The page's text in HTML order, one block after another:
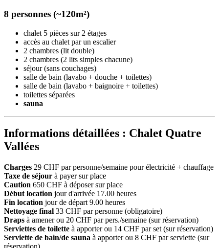
8 personnes (~120m²)
chalet 5 pièces sur 2 étages
accès au chalet par un escalier
2 chambres (lit double)
2 chambres (2 lits simples chacune)
séjour (sans couchages)
salle de bain (lavabo + douche + toilettes)
salle de bain (lavabo + baignoire + toilettes)
toilettes séparées
sauna
Informations détaillées : Chalet Quatre
Vallées
Charges 29 CHF par personne/semaine pour électricité + chauffage
Taxe de séjour à payer sur place
Caution 650 CHF à déposer sur place
Début location jour d'arrivée 17.00 heures
Fin location jour de départ 9.00 heures
Nettoyage final 33 CHF par personne (obligatoire)
Draps à amener ou 20 CHF par pers./semaine (sur réservation)
Serviettes de toilette à apporter ou 14 CHF par set (sur réservation)
Serviette de bain/de sauna à apporter ou 8 CHF par serviette (sur
réservation)